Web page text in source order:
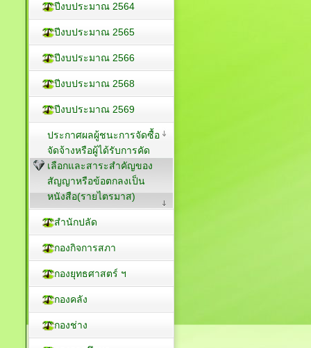
ปีงบประมาณ 2564
ปีงบประมาณ 2565
ปีงบประมาณ 2566
ปีงบประมาณ 2568
ปีงบประมาณ 2569
ประกาศผลผู้ชนะการจัดซื้อ
จัดจ้างหรือผู้ได้รับการคัด
เลือกและสาระสำคัญของ
สัญญาหรือข้อตกลงเป็น
หนังสือ(รายไตรมาส)
สำนักปลัด
กองกิจการสภา
กองยุทธศาสตร์ ฯ
กองคลัง
กองช่าง